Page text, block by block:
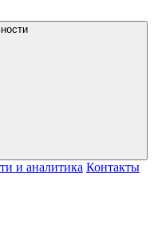
и аналитика Контакты